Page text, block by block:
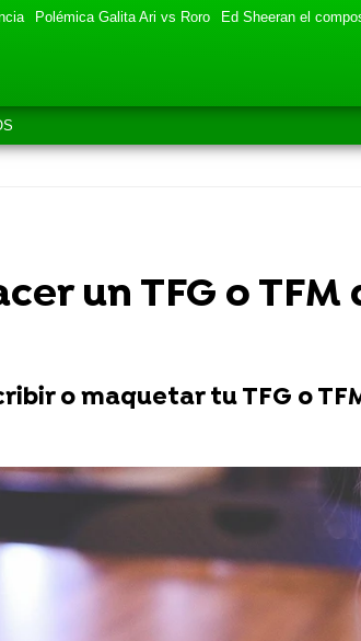
Polémica Galita Ari vs Roro Ed Sheeran el
un TFG o TFM
o maquetar tu TFG o